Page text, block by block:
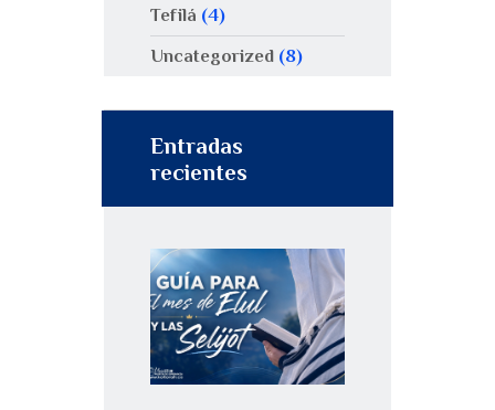
Tefilá (4)
Uncategorized (8)
Entradas
recientes